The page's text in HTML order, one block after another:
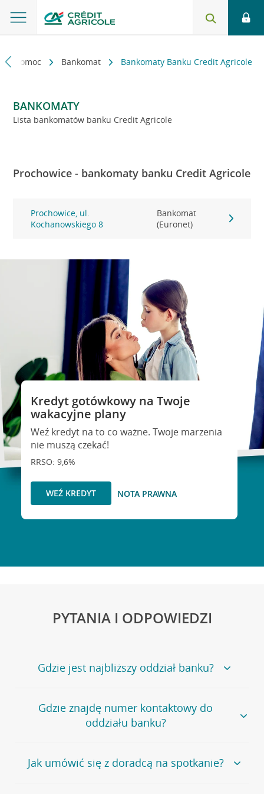
i pomoc Bankomat Bankomaty Banku Credit Agricole
BANKOMATY
Lista bankomatów banku Credit Agricole
Prochowice - bankomaty banku Credit Agricole
Prochowice, ul.
Kochanowskiego 8
Bankomat
(Euronet)
Kredyt gotówkowy na Twoje
wakacyjne plany
Weź kredyt na to co ważne. Twoje marzenia
nie muszą czekać!
RRSO: 9,6%
WEŹ KREDYT NOTA PRAWNA
PYTANIA I ODPOWIEDZI
Gdzie jest najbliższy oddział banku?
Jeśli szukasz oddziału naszego banku, zapraszamy na
stronęPlacówki i bankomaty, na której znajduje się
wygodna wyszukiwarka.
oddziałów
Gdzie znajdę numer kontaktowy do
oddziału banku?
Bank Credit Agricole nie udostępnia ogólnego numeru
telefonu do placówki bankowej.
Jak umówić się z doradcą na spotkanie?